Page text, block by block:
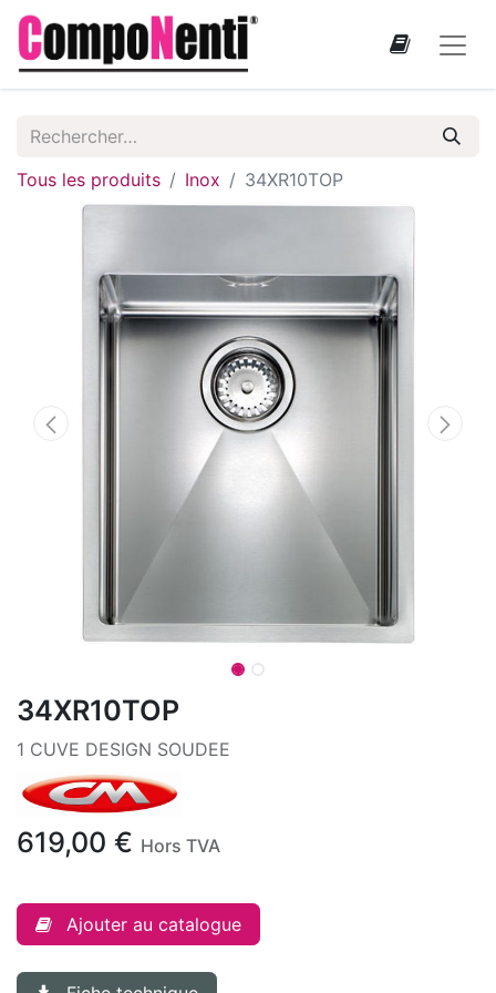
Tous les produits Inox 34XR10TOP
34XR10TOP
1 CUVE DESIGN SOUDEE
619,00 € Hors TVA
Ajouter au catalogue